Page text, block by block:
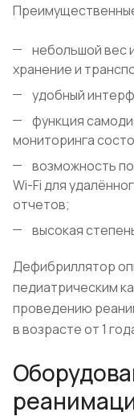
небольшой вес
хранение и
удобный
функция
мониторинга
возможность
Wi-Fiдля
отчетов;
высокая
Дефибриллятор
педиатрическим
проведению
в возрасте от 1